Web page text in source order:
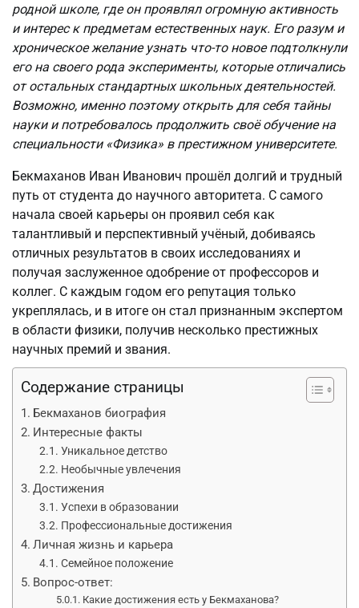
родной школе, где он проявлял огромную активность
и интерес к предметам естественных наук. Его разум и
хроническое желание узнать что-то новое подтолкнули
его на своего рода эксперименты, которые отличались
от остальных стандартных школьных деятельностей.
Возможно, именно поэтому открыть для себя тайны
науки и потребовалось продолжить своё обучение на
специальности «Физика» в престижном университете.
Бекмаханов Иван Иванович прошёл долгий и трудный
путь от студента до научного авторитета. С самого
начала своей карьеры он проявил себя как
талантливый и перспективный учёный, добиваясь
отличных результатов в своих исследованиях и
получая заслуженное одобрение от профессоров и
коллег. С каждым годом его репутация только
укреплялась, и в итоге он стал признанным экспертом
в области физики, получив несколько престижных
научных премий и звания.
Содержание страницы
Бекмаханов биография
Интересные факты
Уникальное детство
Необычные увлечения
Достижения
Успехи в образовании
Профессиональные достижения
Личная жизнь и карьера
Семейное положение
Вопрос-ответ:
Какие достижения есть у Бекмаханова?